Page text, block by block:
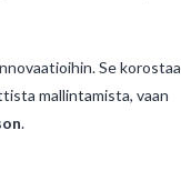
Se korostaa
mallintamista, vaan
.